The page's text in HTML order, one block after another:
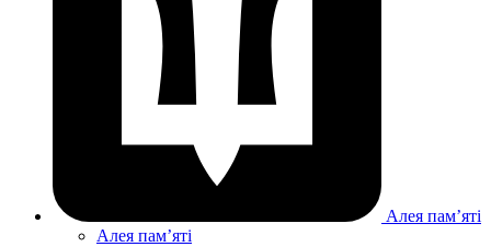
Алея памʼяті
Алея памʼяті